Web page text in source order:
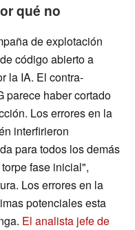
qué no
de explotación
código abierto a
la IA. El contra-
parece haber cortado
Los errores en la
interfirieron
para todos los demás
fase inicial",
Los errores en la
potenciales esta
El analista jefe de